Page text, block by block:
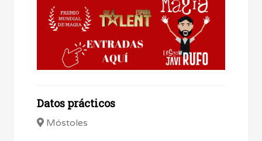
Datos prácticos
Móstoles